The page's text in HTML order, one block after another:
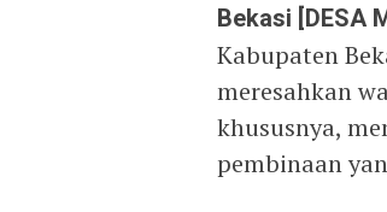
Bekasi [DESA
Kabupaten
meresahkan
khususnya,
pembinaan